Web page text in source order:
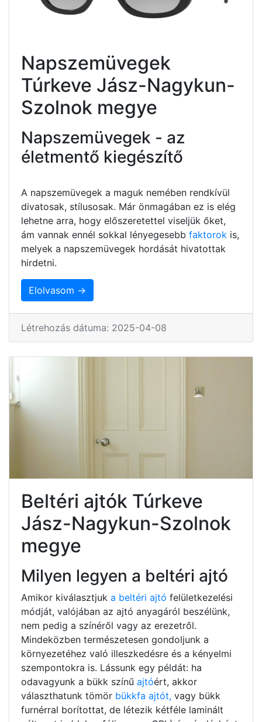
Napszemüvegek
Túrkeve Jász-Nagykun-
Szolnok megye
Napszemüvegek - az
életmentő kiegészítő
A napszemüvegek a maguk nemében rendkívül
divatosak, stílusosak. Már önmagában ez is elég
lehetne arra, hogy előszeretettel viseljük őket,
ám vannak ennél sokkal lényegesebb faktorok is,
melyek a napszemüvegek hordását hivatottak
hirdetni.
Elolvasom →
Létrehozás dátuma: 2025-04-08
Beltéri ajtók Túrkeve
Jász-Nagykun-Szolnok
megye
Milyen legyen a beltéri ajtó
Amikor kiválasztjuk a beltéri ajtó felületkezelési
módját, valójában az ajtó anyagáról beszélünk,
nem pedig a színéről vagy az erezetről.
Mindeközben természetesen gondoljunk a
környezetéhez való illeszkedésre és a kényelmi
szempontokra is. Lássunk egy példát: ha
odavagyunk a bükk színű ajtóért, akkor
választhatunk tömör bükkfa ajtót, vagy bükk
furnérral borítottat, de létezik kétféle laminált